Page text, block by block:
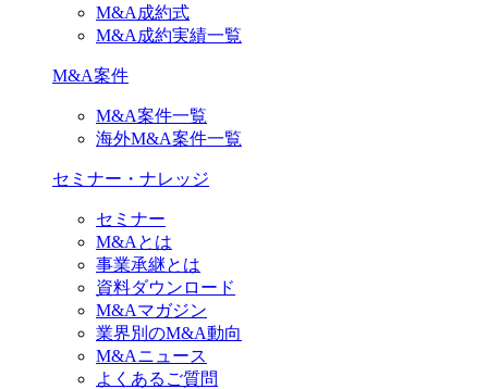
M&A成約式
M&A成約実績一覧
M&A案件
M&A案件一覧
海外M&A案件一覧
セミナー・ナレッジ
セミナー
M&Aとは
事業承継とは
資料ダウンロード
M&Aマガジン
業界別のM&A動向
M&Aニュース
よくあるご質問